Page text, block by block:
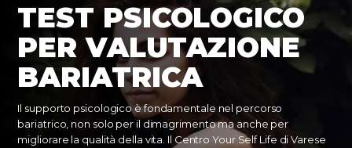
TEST PSICOLOGICO
PER VALUTAZIONE
BARIATRICA
Il supporto psicologico è fondamentale nel percorso
bariatrico, non solo per il dimagrimento ma anche per
migliorare la qualità della vita. Il Centro Your Self Life di Varese